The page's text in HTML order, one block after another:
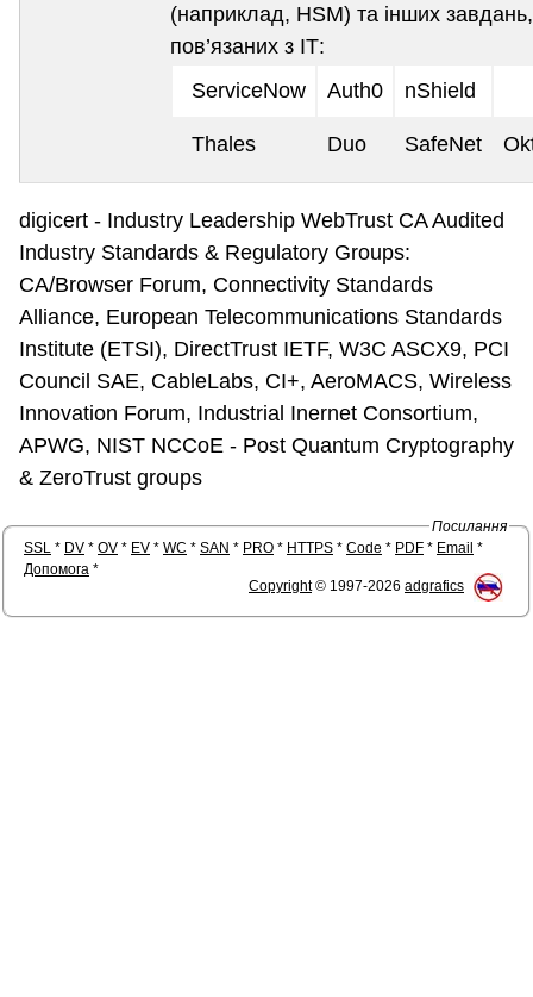
(наприклад, HSM) та інших завдань,
пов’язаних з ІТ:
ServiceNow
Auth0 nShield
Thales Duo SafeNet
digicert - Industry Leadership WebTrust CA Audited
Industry Standards & Regulatory Groups:
CA/Browser Forum, Connectivity Standards
Alliance, European Telecommunications Standards
Institute (ETSI), DirectTrust IETF, W3C ASCX9, PCI
Council SAE, CableLabs, CI+, AeroMACS, Wireless
Innovation Forum, Industrial Inernet Consortium,
APWG, NIST NCCoE - Post Quantum Cryptography
& ZeroTrust groups
Посилання
SSL * DV * OV * EV * WC * SAN * PRO * HTTPS * Code * PDF * Email *
Допомога *
Copyright© 1997-2026 adgrafics